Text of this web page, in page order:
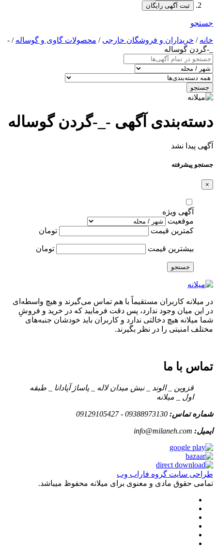
ثبت آگهی رایگان
جستجو
خانه / خریداران و فروشگان خارجی / محصولات گاوی و گوساله / -
_-گردن گوساله
جستجو
دسته‌بندی آگهی -_-گردن گوساله
آگهی پیدا نشد
جستجو پیشرفته
×
آگهی ویژه
موقعیت
کمترین قیمت
تومان
بیشترین قیمت تومان
جستجو
در میلانه کاربران مستقیماً با هم تماس می‌گیرند و هیچ واسطه‌ای
در این میان وجود ندارد، پس دقت فرمایید که در خرید و فروشِ
شما میلانه هیچ دخالتی ندارد و کاربران باید خودشان جنبه‌های
مختلف امنیتی را در نظر بگیرند.
تماس با ما
قزوین _ الوند _ نبش میدان لاله _ پاساژ آپادانا _ طبقه
اول _ میلانه
شماره تماس: 09388973130 - 09129105427
ایمیل: info@milaneh.com
طراحی سایت گروه فاراب وب
تمامی حقوق مادی و معنوی برای میلانه محفوظ میباشد.